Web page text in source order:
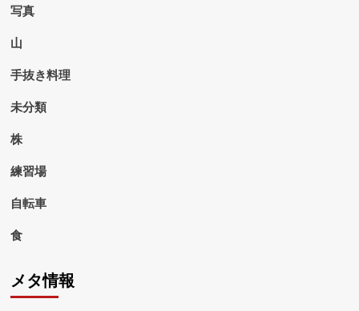
写真
山
手抜き料理
未分類
株
練習場
自転車
食
メタ情報